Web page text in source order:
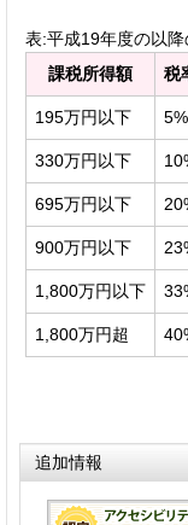
表:平成19年度の以
課税所得額
税
195万円以下 5%
330万円以下
695万円以下
900万円以下
1,800万円以下
1,800万円超
追加情報